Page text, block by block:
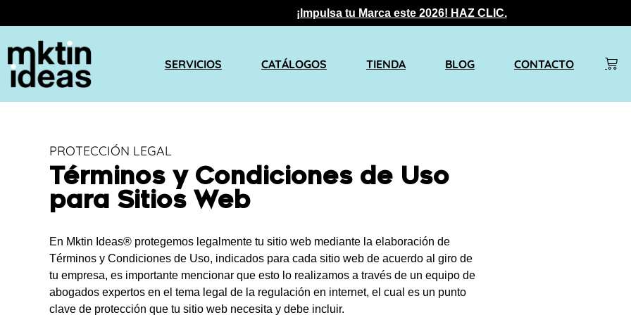
¡Impulsa tu Marca este 2026! HAZ CLIC.
SERVICIOS CATÁLOGOS TIENDA BLOG CONTACTO
PROTECCIÓN LEGAL
Términos y Condiciones de Uso
para Sitios Web
En Mktin Ideas® protegemos legalmente tu sitio web mediante la elaboración de
Términos y Condiciones de Uso, indicados para cada sitio web de acuerdo al giro de
tu empresa, es importante mencionar que esto lo realizamos a través de un equipo de
abogados expertos en el tema legal de la regulación en internet, el cual es un punto
clave de protección que tu sitio web necesita y debe incluir.